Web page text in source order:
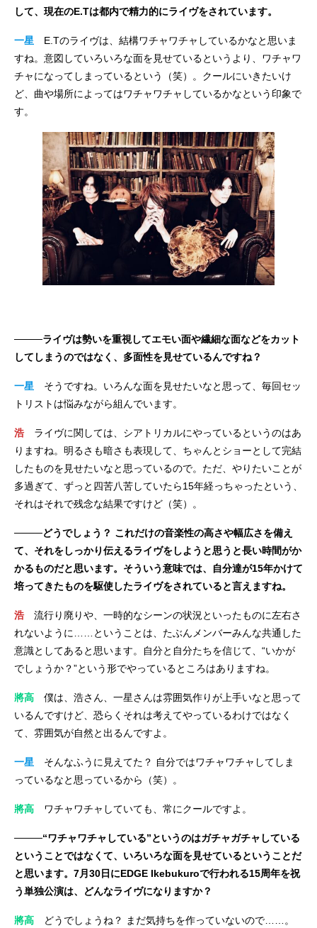
して、現在のE.Tは都内で精力的にライヴをされています。
一星 E.Tのライヴは、結構ワチャワチャしているかなと思いま
すね。意図していろいろな面を見せているというより、ワチャワ
チャになってしまっているという（笑）。クールにいきたいけ
ど、曲や場所によってはワチャワチャしているかなという印象で
す。
────ライヴは勢いを重視してエモい面や繊細な面などをカット
してしまうのではなく、多面性を見せているんですね？
一星 そうですね。いろんな面を見せたいなと思って、毎回セッ
トリストは悩みながら組んでいます。
浩 ライヴに関しては、シアトリカルにやっているというのはあ
りますね。明るさも暗さも表現して、ちゃんとショーとして完結
したものを見せたいなと思っているので。ただ、やりたいことが
多過ぎて、ずっと四苦八苦していたら15年経っちゃったという、
それはそれで残念な結果ですけど（笑）。
────どうでしょう？ これだけの音楽性の高さや幅広さを備え
て、それをしっかり伝えるライヴをしようと思うと長い時間がか
かるものだと思います。そういう意味では、自分達が15年かけて
培ってきたものを駆使したライヴをされていると言えますね。
浩 流行り廃りや、一時的なシーンの状況といったものに左右さ
れないように……ということは、たぶんメンバーみんな共通した
意識としてあると思います。自分と自分たちを信じて、“いかが
でしょうか？”という形でやっているところはありますね。
將高 僕は、浩さん、一星さんは雰囲気作りが上手いなと思って
いるんですけど、恐らくそれは考えてやっているわけではなく
て、雰囲気が自然と出るんですよ。
一星 そんなふうに見えてた？ 自分ではワチャワチャしてしま
っているなと思っているから（笑）。
將高 ワチャワチャしていても、常にクールですよ。
────“ワチャワチャしている”というのはガチャガチャしている
ということではなくて、いろいろな面を見せているということだ
と思います。7月30日にEDGE Ikebukuroで行われる15周年を祝
う単独公演は、どんなライヴになりますか？
將高 どうでしょうね？ まだ気持ちを作っていないので……。